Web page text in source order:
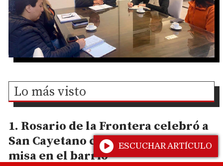
Lo más visto
Rosario de la Frontera celebró a
San Cayetano con una procesión y
misa en el barrio
ESCUCHAR ARTÍCULO